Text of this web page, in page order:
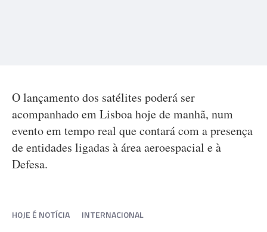
O lançamento dos satélites poderá ser
acompanhado em Lisboa hoje de manhã, num
evento em tempo real que contará com a presença
de entidades ligadas à área aeroespacial e à
Defesa.
HOJE É NOTÍCIA INTERNACIONAL